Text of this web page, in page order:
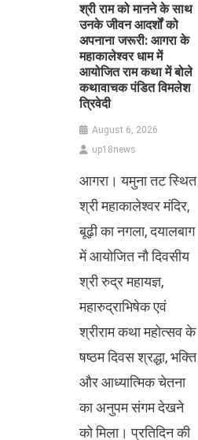
​श्री राम को मानने के साथ
उनके जीवन आदर्शों को
अपनाना जरूरी: आगरा के
महाकालेश्वर धाम में
आयोजित राम कथा में बोले
कथावाचक पंडित विमलेश
त्रिवेदी
August 6, 2026
up18news
आगरा। यमुना तट स्थित
श्री महाकालेश्वर मंदिर,
बूढ़ी का नगला, दयालबाग
में आयोजित नौ दिवसीय
श्री रुद्र महायज्ञ,
महारुद्राभिषेक एवं
श्रीराम कथा महोत्सव के
षष्ठम दिवस श्रद्धा, भक्ति
और आध्यात्मिक चेतना
का अनुपम संगम देखने
को मिला। प्रतिदिन की